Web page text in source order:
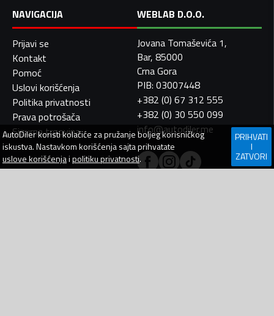
NAVIGACIJA
Prijavi se
Kontakt
Pomoć
Uslovi korišćenja
Politika privatnosti
Prava potrošača
Sigurna trgovina
WEBLAB D.O.O.
Jovana Tomaševića 1,
Bar, 85000
Crna Gora
PIB: 03007448
+382 (0) 67 312 555
+382 (0) 30 550 099
info@autodiler.me
AutoDilerkoristi kolačiće za pružanje boljeg korisničkog
iskustva. Nastavkom korišćenja sajta prihvatate
uslove korišćenjaipolitiku privatnosti.
PRIHVATI
I
ZATVORI